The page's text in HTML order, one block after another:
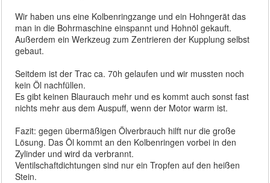
Wir haben uns eine Kolbenringzange und ein Hohngerät das
man in die Bohrmaschine einspannt und Hohnöl gekauft.
Außerdem ein Werkzeug zum Zentrieren der Kupplung selbst
gebaut.
Seitdem ist der Trac ca. 70h gelaufen und wir mussten noch
kein Öl nachfüllen.
Es gibt keinen Blaurauch mehr und es kommt auch sonst fast
nichts mehr aus dem Auspuff, wenn der Motor warm ist.
Fazit: gegen übermäßigen Ölverbrauch hilft nur die große
Lösung. Das Öl kommt an den Kolbenringen vorbei in den
Zylinder und wird da verbrannt.
Ventilschaftdichtungen sind nur ein Tropfen auf den heißen
Stein.